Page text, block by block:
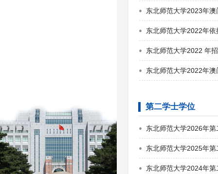
东北师范大学2023年
东北师范大学2022年
东北师范大学2022 年
东北师范大学2022年
第二学士学位
东北师范大学2026年
东北师范大学2025年
东北师范大学2024年